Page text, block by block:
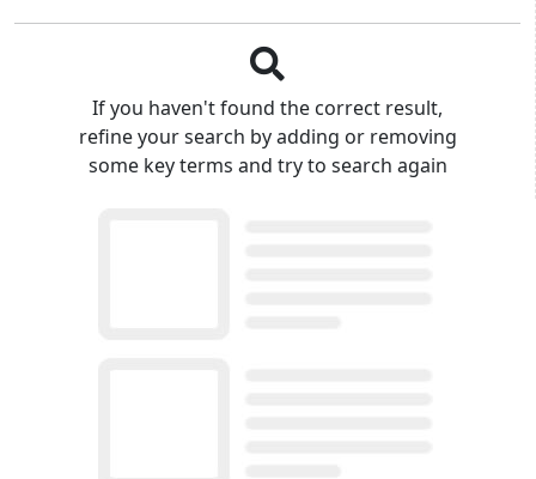
If you haven't found the correct result,
refine your search by adding or removing
some key terms and try to search again